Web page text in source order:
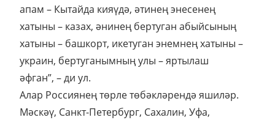
апам – Кытайда кияүдә, әтинең энесенең
хатыны – казах, әнинең бертуган абыйсының
хатыны – башкорт, икетуган энемнең хатыны –
украин, бертуганымның улы – яртылаш
әфган”, – ди ул.
Алар Россиянең төрле төбәкләрендә яшиләр.
Мәскәү, Санкт-Петербург, Сахалин, Уфа,